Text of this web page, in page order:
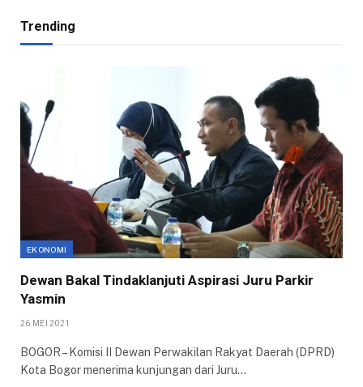
Trending
EKONOMI
Dewan Bakal Tindaklanjuti Aspirasi Juru Parkir
Yasmin
26 MEI 2021
BOGOR – Komisi II Dewan Perwakilan Rakyat Daerah (DPRD)
Kota Bogor menerima kunjungan dari Juru…